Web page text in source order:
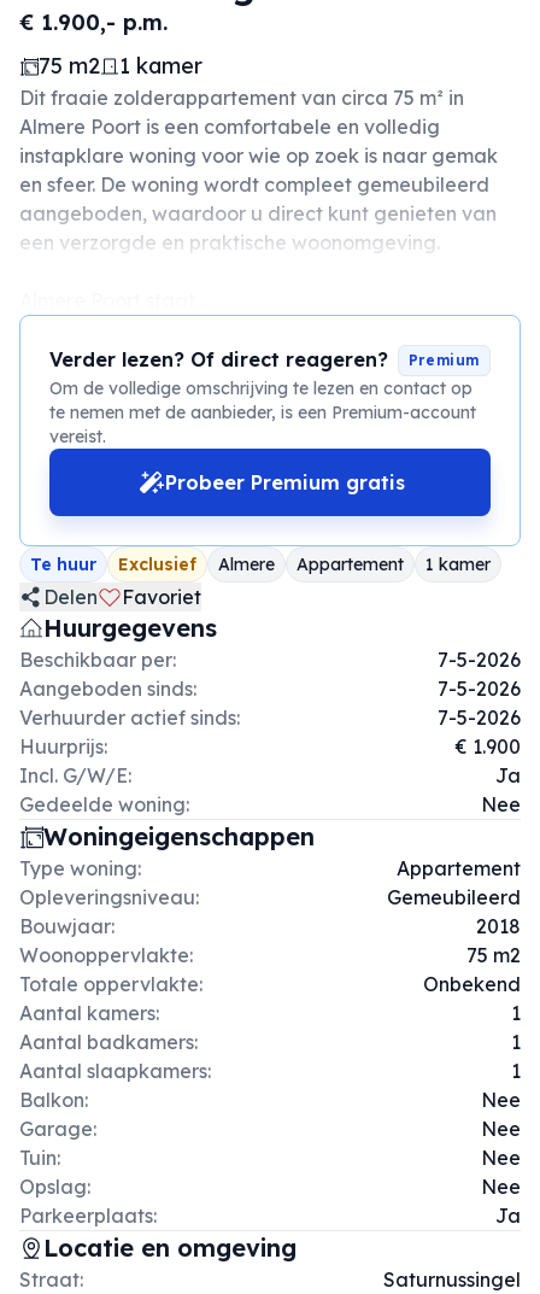
€ 1.900,- p.m.
75 m2
1 kamer
Dit fraaie zolderappartement van circa 75 m² in
Almere Poort is een comfortabele en volledig
instapklare woning voor wie op zoek is naar gemak
en sfeer. De woning wordt compleet gemeubileerd
aangeboden, waardoor u direct kunt genieten van
een verzorgde en praktische woonomgeving.
Verder lezen? Of direct reageren? Premium
Om de volledige omschrijving te lezen en contact op
te nemen met de aanbieder, is een Premium-account
vereist.
Probeer Premium gratis
Te huur Exclusief Almere Appartement 1 kamer
Delen Favoriet
Huurgegevens
Beschikbaar per:
7-5-2026
Aangeboden sinds:
7-5-2026
Verhuurder actief sinds:
7-5-2026
Huurprijs:
€ 1.900
Incl. G/W/E:
Ja
Gedeelde woning:
Nee
Woningeigenschappen
Type woning:
Appartement
Opleveringsniveau:
Gemeubileerd
Bouwjaar:
2018
Woonoppervlakte:
75 m2
Totale oppervlakte:
Onbekend
Aantal kamers:
1
Aantal badkamers:
1
Aantal slaapkamers:
1
Balkon:
Nee
Garage:
Nee
Tuin:
Nee
Opslag:
Nee
Parkeerplaats:
Ja
Locatie en omgeving
Straat:
Saturnussingel